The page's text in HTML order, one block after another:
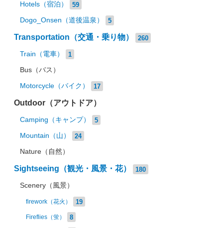
Hotels（宿泊） 59
Dogo_Onsen（道後温泉） 5
Transportation（交通・乗り物） 260
Train（電車） 1
Bus（バス）
Motorcycle（バイク） 17
Outdoor（アウトドア）
Camping（キャンプ） 5
Mountain（山） 24
Nature（自然）
Sightseeing（観光・風景・花） 180
Scenery（風景）
firework（花火） 19
Fireflies（蛍） 8